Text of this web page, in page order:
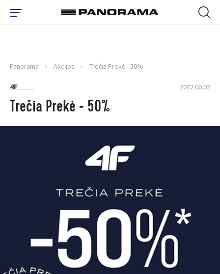
Panorama Akcijos Trečia Prekė - 50%
4F 2022.06.02
Trečia Prekė - 50%